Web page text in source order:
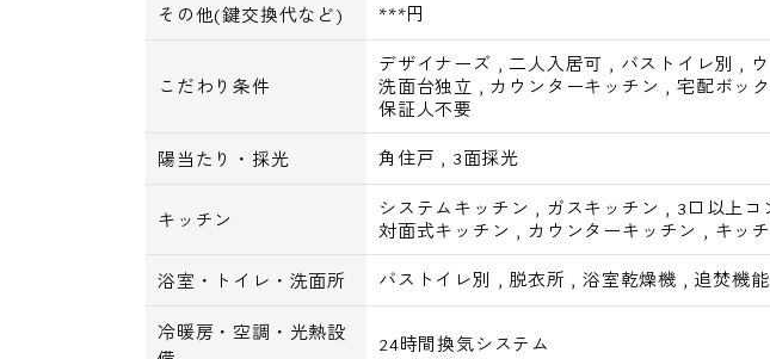
その他(鍵交換代など) ***円
こだわり条件
デザイナーズ , 二人入居可 , バストイレ別 ,
洗面台独立 , カウンターキッチン ,宅配ボッ
保証人不要
陽当たり・採光 角住戸 , 3面採光
キッチン システムキッチン , ガスキッチン , 3口以上コ
対面式キッチン , カウンターキッチン , キッ
浴室・トイレ・洗面所 バストイレ別 , 脱衣所 ,浴室乾燥機 , 追焚機能
冷暖房・空調・光熱設
24時間換気システム